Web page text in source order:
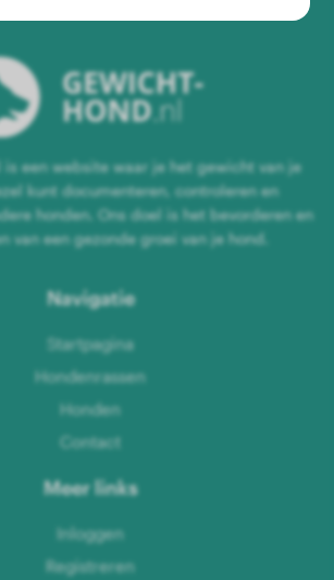
een website waar je het gewicht van je
kunt documenteren, controleren en
honden. Ons doel is het bevorderen en
van een gezonde groei van je hond.
Navigatie
Startpagina
Hondenrassen
Honden
Contact
Meer links
Inloggen
Registreren